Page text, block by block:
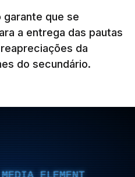
garante que se
a entrega das pautas
da
do secundário.